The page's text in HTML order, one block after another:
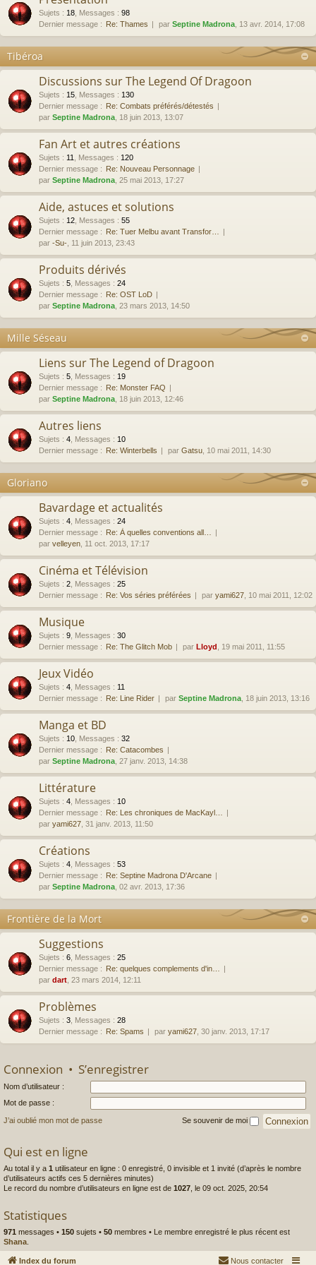
Sujets : 18 Messages : 98
Dernier message : Re: Thames par Septine Madrona , 13 avr. 2014, 17:08
Tibéroa
Discussions sur The Legend Of Dragoon
Sujets : 15 Messages : 130
Dernier message : Re: Combats préférés/détestés
par Septine Madrona , 18 juin 2013, 13:07
Fan Art et autres créations
Sujets : 11 Messages : 120
Dernier message : Re: Nouveau Personnage
par Septine Madrona , 25 mai 2013, 17:27
Aide, astuces et solutions
Sujets : 12 Messages : 55
Dernier message : Re: Tuer Melbu avant Transfor…
par -Su- , 11 juin 2013, 23:43
Produits dérivés
Sujets : 5 Messages : 24
Dernier message : Re: OST LoD
par Septine Madrona , 23 mars 2013, 14:50
Mille Séseau
Liens sur The Legend of Dragoon
Sujets : 5 Messages : 19
Dernier message : Re: Monster FAQ
par Septine Madrona , 18 juin 2013, 12:46
Autres liens
Sujets : 4 Messages : 10
Dernier message : Re: Winterbells par Gatsu , 10 mai 2011, 14:30
Gloriano
Bavardage et actualités
Sujets : 4 Messages : 24
Dernier message : Re: À quelles conventions all…
par velleyen , 11 oct. 2013, 17:17
Cinéma et Télévision
Sujets : 2 Messages : 25
Dernier message : Re: Vos séries préférées par yami627 , 10 mai 2011, 12:02
Musique
Sujets : 9 Messages : 30
Dernier message : Re: The Glitch Mob par Lloyd , 19 mai 2011, 11:55
Jeux Vidéo
Sujets : 4 Messages : 11
Dernier message : Re: Line Rider par Septine Madrona , 18 juin 2013, 13:16
Manga et BD
Sujets : 10 Messages : 32
Dernier message : Re: Catacombes
par Septine Madrona , 27 janv. 2013, 14:38
Littérature
Sujets : 4 Messages : 10
Dernier message : Re: Les chroniques de MacKayl…
par yami627 , 31 janv. 2013, 11:50
Créations
Sujets : 4 Messages : 53
Dernier message : Re: Septine Madrona D'Arcane
par Septine Madrona , 02 avr. 2013, 17:36
Frontière de la Mort
Suggestions
Sujets : 6 Messages : 25
Dernier message : Re: quelques complements d'in…
par dart , 23 mars 2014, 12:11
Problèmes
Sujets : 3 Messages : 28
Dernier message : Re: Spams par yami627 , 30 janv. 2013, 17:17
Connexion • S’enregistrer
Nom d’utilisateur :
Mot de passe :
J’ai oublié mon mot de passe Se souvenir de moi
Qui est en ligne
Au total il y a 1 utilisateur en ligne : 0 enregistré, 0 invisible et 1 invité (d’après le nombre
d’utilisateurs actifs ces 5 dernières minutes)
Le record du nombre d’utilisateurs en ligne est de 1027, le 09 oct. 2025, 20:54
Statistiques
971 messages • 150 sujets • 50 membres • Le membre enregistré le plus récent est
Shana.
Index du forum Nous contacter